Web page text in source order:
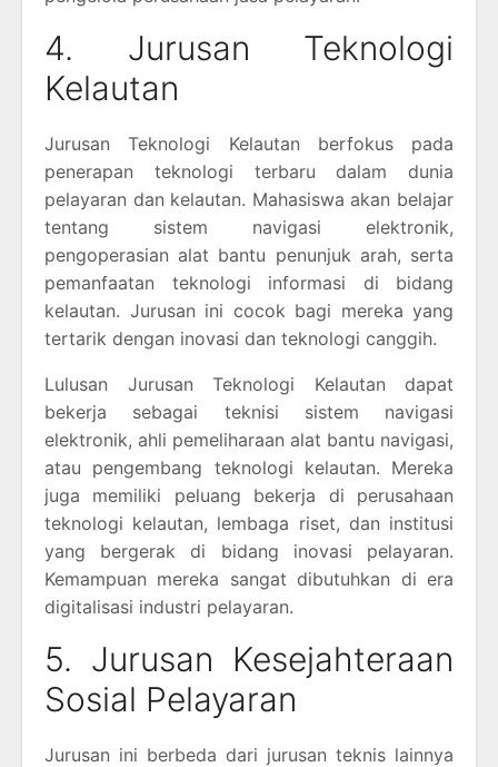
4. Jurusan Teknologi
Kelautan
Jurusan Teknologi Kelautan berfokus pada
penerapan teknologi terbaru dalam dunia
pelayaran dan kelautan. Mahasiswa akan belajar
tentang sistem navigasi elektronik,
pengoperasian alat bantu penunjuk arah, serta
pemanfaatan teknologi informasi di bidang
kelautan. Jurusan ini cocok bagi mereka yang
tertarik dengan inovasi dan teknologi canggih.
Lulusan Jurusan Teknologi Kelautan dapat
bekerja sebagai teknisi sistem navigasi
elektronik, ahli pemeliharaan alat bantu navigasi,
atau pengembang teknologi kelautan. Mereka
juga memiliki peluang bekerja di perusahaan
teknologi kelautan, lembaga riset, dan institusi
yang bergerak di bidang inovasi pelayaran.
Kemampuan mereka sangat dibutuhkan di era
digitalisasi industri pelayaran.
5. Jurusan Kesejahteraan
Sosial Pelayaran
Jurusan ini berbeda dari jurusan teknis lainnya